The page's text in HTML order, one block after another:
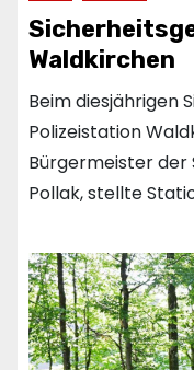
Waldkirchen
Beim diesjährigen
Polizeistation
Bürgermeister der
Pollak, stellte